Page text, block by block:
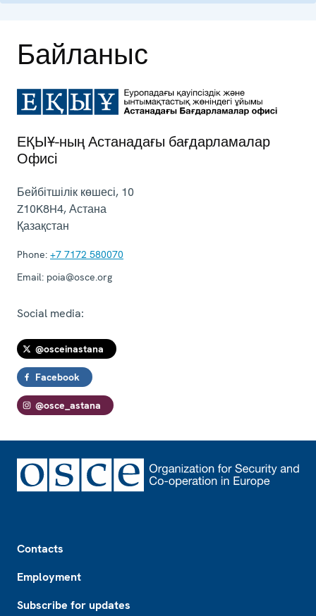
Байланыс
ЕҚЫҰ-ның Астанадағы бағдарламалар
Офисі
Бейбітшілік көшесі, 10
Z10K8H4,Астана
Қазақстан
Phone: +7 7172 580070
Email: poia@osce.org
Social media:
@osceinastana
Facebook
@osce_astana
Contacts
Employment
Subscribe for updates